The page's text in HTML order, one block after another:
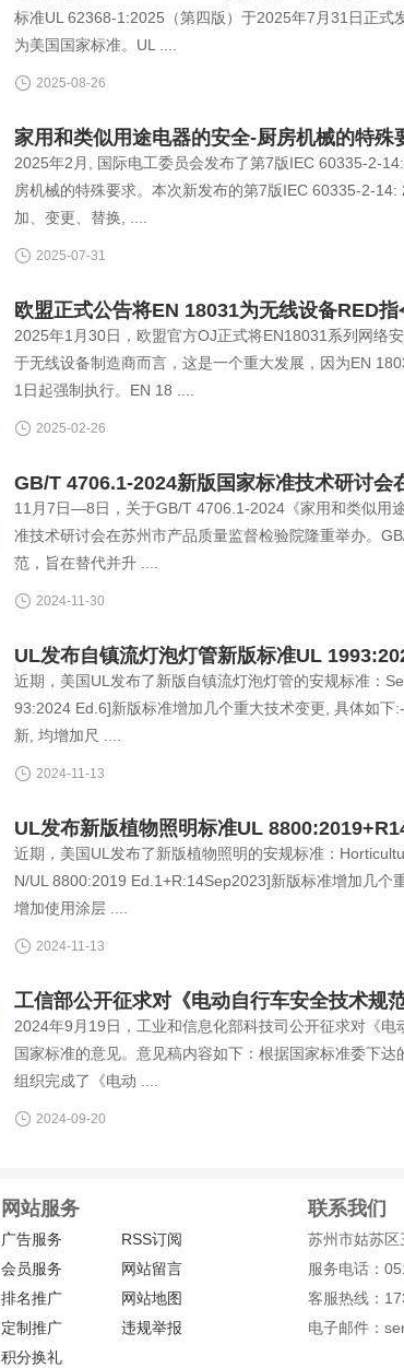
标准UL 62368-1:2025（第四版）于2025年7月31日正式
为美国国家标准。UL ....
2025-08-26
家用和类似用途电器的安全-厨房机械的特殊
2025年2月, 国际电工委员会发布了第7版IEC 60335-2-
房机械的特殊要求。本次新发布的第7版IEC 60335-2-
加、变更、替换, ....
2025-07-31
欧盟正式公告将EN 18031为无线设备RED
2025年1月30日，欧盟官方OJ正式将EN18031系列网络
于无线设备制造商而言，这是一个重大发展，因为EN
1日起强制执行。EN 18 ....
2025-02-26
GB/T 4706.1-2024新版国家标准技术研讨会
11月7日—8日，关于GB/T 4706.1-2024《家用和类似用
准技术研讨会在苏州市产品质量监督检验院隆重举办。
范，旨在替代并升 ....
2024-11-30
UL发布自镇流灯泡灯管新版标准UL
近期，美国UL发布了新版自镇流灯泡灯管的安规标准：
93:2024 Ed.6]新版标准增加几个重大技术变更, 具体如
新, 均增加尺 ....
2024-11-13
UL发布新版植物照明标准UL
近期，美国UL发布了新版植物照明的安规标准：
N/UL 8800:2019 Ed.1+R:14Sep2023]新版标准增加几个
增加使用涂层 ....
2024-11-13
工信部公开征求对《电动自行车安全技术规
2024年9月19日，工业和信息化部科技司公开征求对《
国家标准的意见。意见稿内容如下：根据国家标准委下
组织完成了《电动 ....
2024-09-20
网站服务
广告服务
会员服务
排名推广
定制推广
积分换礼
RSS订阅
网站留言
网站地图
违规举报
联系我们
苏州市姑苏
服务电话：
客服热线：
电子邮件：